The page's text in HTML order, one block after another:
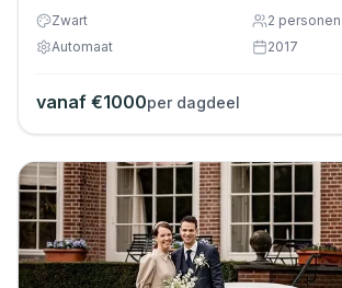
Zwart 2 personen
Automaat
2017
vanaf €1000per dagdeel